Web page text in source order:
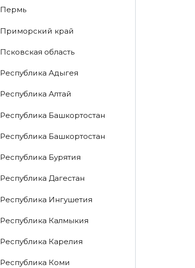
Пермь
Приморский край
Псковская область
Республика Адыгея
Республика Алтай
Республика Башкортостан
Республика Башкортостан
Республика Бурятия
Республика Дагестан
Республика Ингушетия
Республика Калмыкия
Республика Карелия
Республика Коми